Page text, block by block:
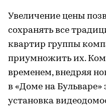
Увеличение цены
сохранять все
квартир группы
приумножить их.
временем, внедряя
в «Доме на Бульваре»
установка